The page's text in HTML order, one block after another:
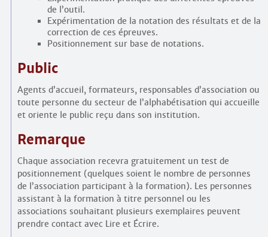
de l’outil.
Expérimentation de la notation des résultats et de la
correction de ces épreuves.
Positionnement sur base de notations.
Public
Agents d’accueil, formateurs, responsables d’association ou
toute personne du secteur de l’alphabétisation qui accueille
et oriente le public reçu dans son institution.
Remarque
Chaque association recevra gratuitement un test de
positionnement (quelques soient le nombre de personnes
de l’association participant à la formation). Les personnes
assistant à la formation à titre personnel ou les
associations souhaitant plusieurs exemplaires peuvent
prendre contact avec Lire et Écrire.